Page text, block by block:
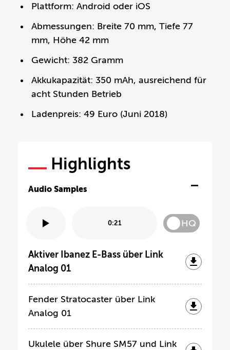
Plattform: Android oder iOS
Abmessungen: Breite 70 mm, Tiefe 77
mm, Höhe 42 mm
Gewicht: 382 Gramm
Akkukapazität: 350 mAh, ausreichend für
acht Stunden Betrieb
Ladenpreis: 49 Euro (Juni 2018)
Highlights
Audio Samples
0:21 HQ
Aktiver Ibanez E-Bass über Link
Analog 01
Fender Stratocaster über Link
Analog 01
Ukulele über Shure SM57 und Link